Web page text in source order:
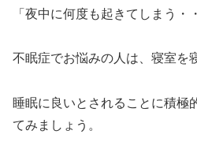
「夜中に何度も起きてしまう・
不眠症でお悩みの人は、寝室を
睡眠に良いとされることに積極
てみましょう。